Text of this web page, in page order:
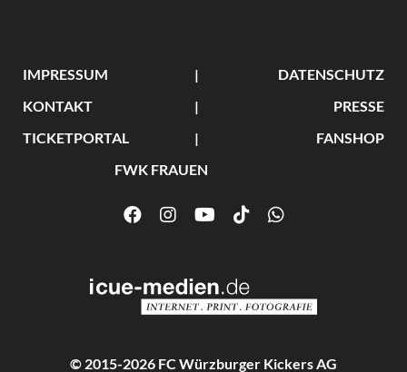
IMPRESSUM
DATENSCHUTZ
KONTAKT
PRESSE
TICKETPORTAL
FANSHOP
FWK FRAUEN
© 2015-2026 FC Würzburger Kickers AG